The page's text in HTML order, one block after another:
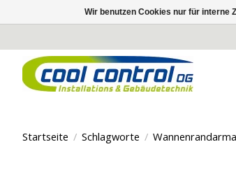
Startseite / Schlagworte /
Wir benutzen Cookies nur für interne